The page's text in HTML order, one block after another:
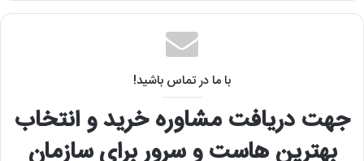
جهت دریافت مشاوره خرید و انتخاب
بهترین هاست و سرور برای سازمان
خود، با ما تماس بگیرید.
تماس با ما